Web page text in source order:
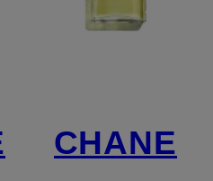
CHANEL